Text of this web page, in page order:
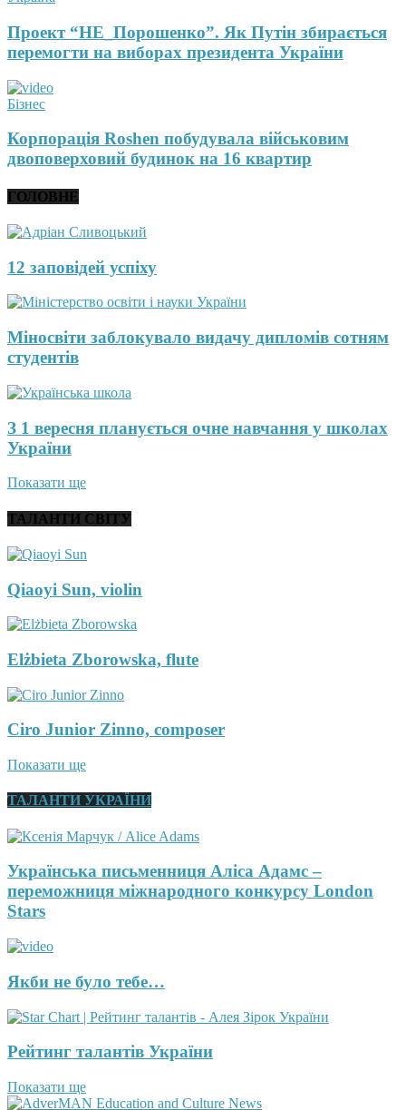
Проект “НЕ_Порошенко”. Як Путін збирається
перемогти на виборах президента України
Бізнес
Корпорація Roshen побудувала військовим
двоповерховий будинок на 16 квартир
ГОЛОВНЕ
12 заповідей успіху
Міносвіти заблокувало видачу дипломів сотням
студентів
З 1 вересня планується очне навчання у школах
України
Показати ще
ТАЛАНТИ СВІТУ
Qiaoyi Sun, violin
Elżbieta Zborowska, flute
Ciro Junior Zinno, composer
Показати ще
ТАЛАНТИ УКРАЇНИ
Українська письменниця Аліса Адамс –
переможниця міжнародного конкурсу London
Stars
Якби не було тебе…
Рейтинг талантів України
Показати ще